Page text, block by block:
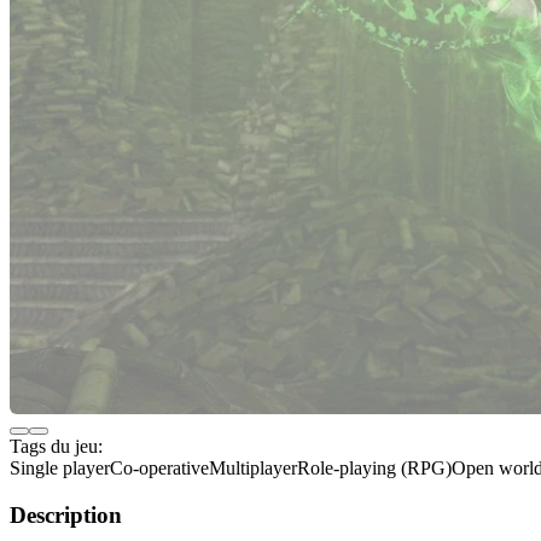
Tags du jeu:
Single playerCo-operativeMultiplayerRole-playing (RPG)Open
Description